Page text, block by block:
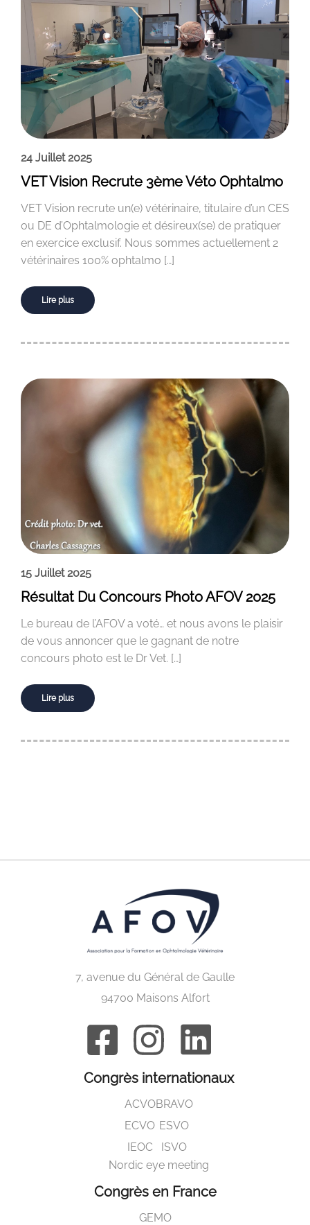
24 Juillet 2025
VET Vision Recrute 3ème Véto Ophtalmo
VET Vision recrute un(e) vétérinaire, titulaire d’un CES
ou DE d’Ophtalmologie et désireux(se) de pratiquer
en exercice exclusif. Nous sommes actuellement 2
vétérinaires 100% ophtalmo […]
Lire plus
15 Juillet 2025
Résultat Du Concours Photo AFOV 2025
Le bureau de l’AFOV a voté… et nous avons le plaisir
de vous annoncer que le gagnant de notre
concours photo est le Dr Vet. […]
Lire plus
7, avenue du Général de Gaulle
94700 Maisons Alfort
Congrès internationaux
ACVO
ECVO
IEOC
BRAVO
ESVO
ISVO
Nordic eye meeting
Congrès en France
GEMO